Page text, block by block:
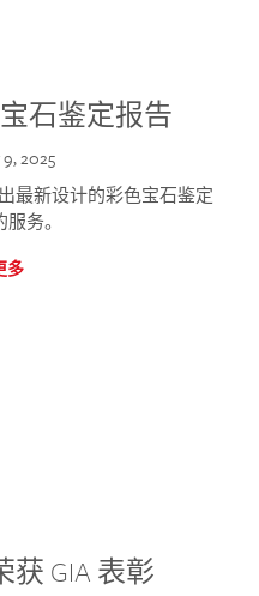
石鉴定报告
2025
最新设计的彩色宝石鉴定
务。
多
获 GIA 表彰